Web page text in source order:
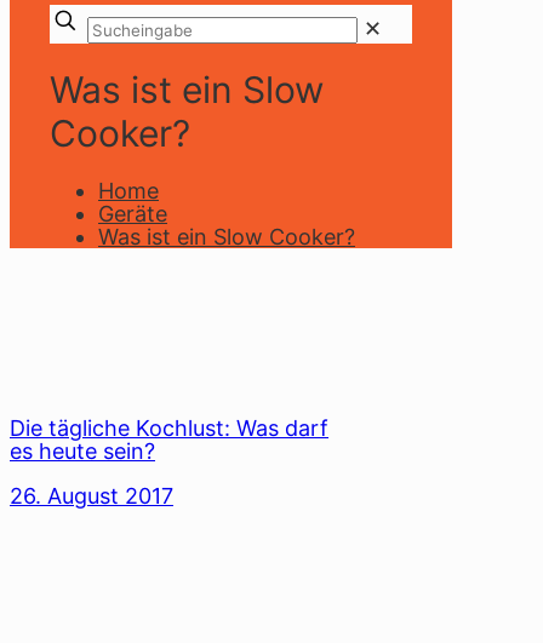
✕
Was ist ein Slow
Cooker?
Home
Geräte
Was ist ein Slow Cooker?
Die tägliche Kochlust: Was darf
es heute sein?
26. August 2017